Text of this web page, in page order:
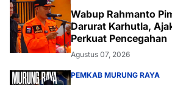
Wabup Rahmanto
Darurat Karhutla,
Perkuat Pencegahan
Agustus 07, 2026
PEMKAB MURUNG RAYA